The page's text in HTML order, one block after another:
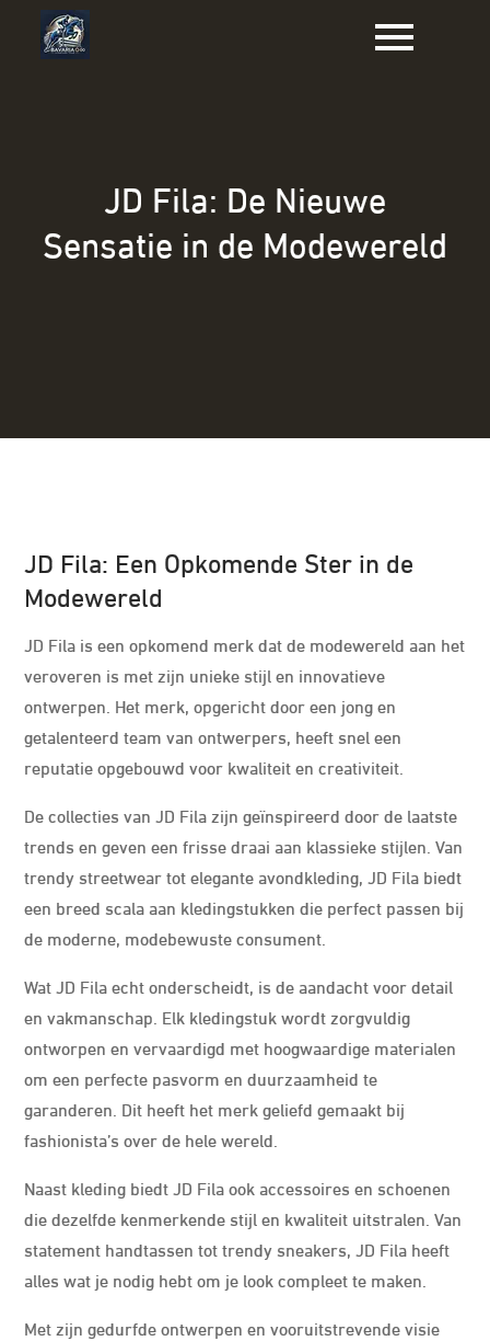
JD Fila: De Nieuwe
Sensatie in de Modewereld
JD Fila: Een Opkomende Ster in de
Modewereld
JD Fila is een opkomend merk dat de modewereld aan het
veroveren is met zijn unieke stijl en innovatieve
ontwerpen. Het merk, opgericht door een jong en
getalenteerd team van ontwerpers, heeft snel een
reputatie opgebouwd voor kwaliteit en creativiteit.
De collecties van JD Fila zijn geïnspireerd door de laatste
trends en geven een frisse draai aan klassieke stijlen. Van
trendy streetwear tot elegante avondkleding, JD Fila biedt
een breed scala aan kledingstukken die perfect passen bij
de moderne, modebewuste consument.
Wat JD Fila echt onderscheidt, is de aandacht voor detail
en vakmanschap. Elk kledingstuk wordt zorgvuldig
ontworpen en vervaardigd met hoogwaardige materialen
om een ​​perfecte pasvorm en duurzaamheid te
garanderen. Dit heeft het merk geliefd gemaakt bij
fashionista’s over de hele wereld.
Naast kleding biedt JD Fila ook accessoires en schoenen
die dezelfde kenmerkende stijl en kwaliteit uitstralen. Van
statement handtassen tot trendy sneakers, JD Fila heeft
alles wat je nodig hebt om je look compleet te maken.
Met zijn gedurfde ontwerpen en vooruitstrevende visie